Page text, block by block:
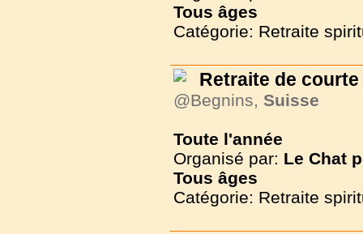
Tous âges
Catégorie: Retraite
Retraite de
@Begnins, Suisse
Toute l'année
Organisé par: Le Chat
Tous âges
Catégorie: Retraite